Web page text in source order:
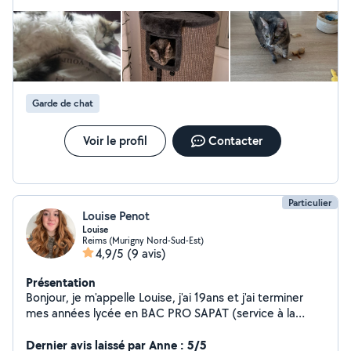
Garde de chat
Voir le profil Contacter
Particulier
Louise Penot
Louise
Reims (Murigny Nord-Sud-Est)
4,9/5 (9 avis)
Présentation
Bonjour, je m'appelle Louise, j'ai 19ans et j'ai terminer
mes années lycée en BAC PRO SAPAT (service à la
la petite enfance et la dépendance et je suis
Dernier avis laissé par Anne : 5/5